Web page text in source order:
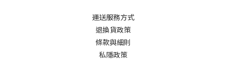
運送服務方式
退換貨政策
條款與細則
私隱政策